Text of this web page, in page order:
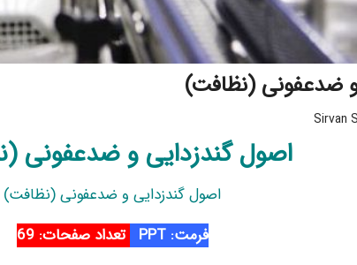
ضدعفونی (نظافت)
Sirvan
اصول گندزدایی و ضدعفونی
اصول گندزدایی و ضدعفونی (نظافت)
فرمت: PPT
تعداد صفحات: 69